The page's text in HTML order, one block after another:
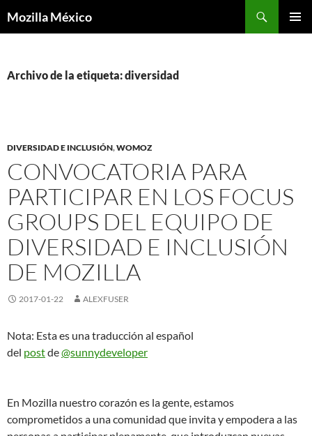
Mozilla México
Archivo de la etiqueta: diversidad
DIVERSIDAD E INCLUSIÓN,WOMOZ
CONVOCATORIA PARA
PARTICIPAR EN LOS FOCUS
GROUPS DEL EQUIPO DE
DIVERSIDAD E INCLUSIÓN
DE MOZILLA
2017-01-22 ALEXFUSER
Nota: Esta es una traducción al español
del postde@sunnydeveloper
En Mozilla nuestro corazón es la gente, estamos
comprometidos a una comunidad que invita y empodera a las